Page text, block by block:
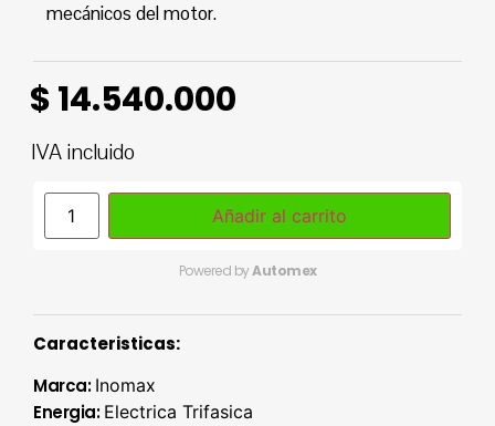
mecánicos del motor.
$14.540.000
IVA incluido
Añadir al carrito
Powered byAutomex
Caracteristicas:
Marca: Inomax
Energia: Electrica Trifasica